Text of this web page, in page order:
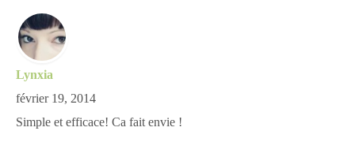
Lynxia
février 19, 2014
Simple et efficace! Ca fait envie !